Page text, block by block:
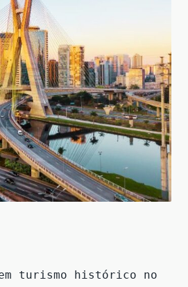
turismo histórico no